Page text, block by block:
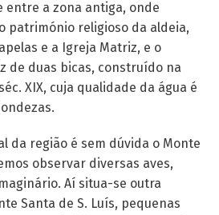
entre a zona antiga, onde
património religioso da aldeia,
e a Igreja Matriz, e o
de duas bicas, construído na
XIX, cuja qualidade da água é
da região é sem dúvida o Monte
observar diversas aves,
Aí situa-se outra
Santa de S. Luís, pequenas